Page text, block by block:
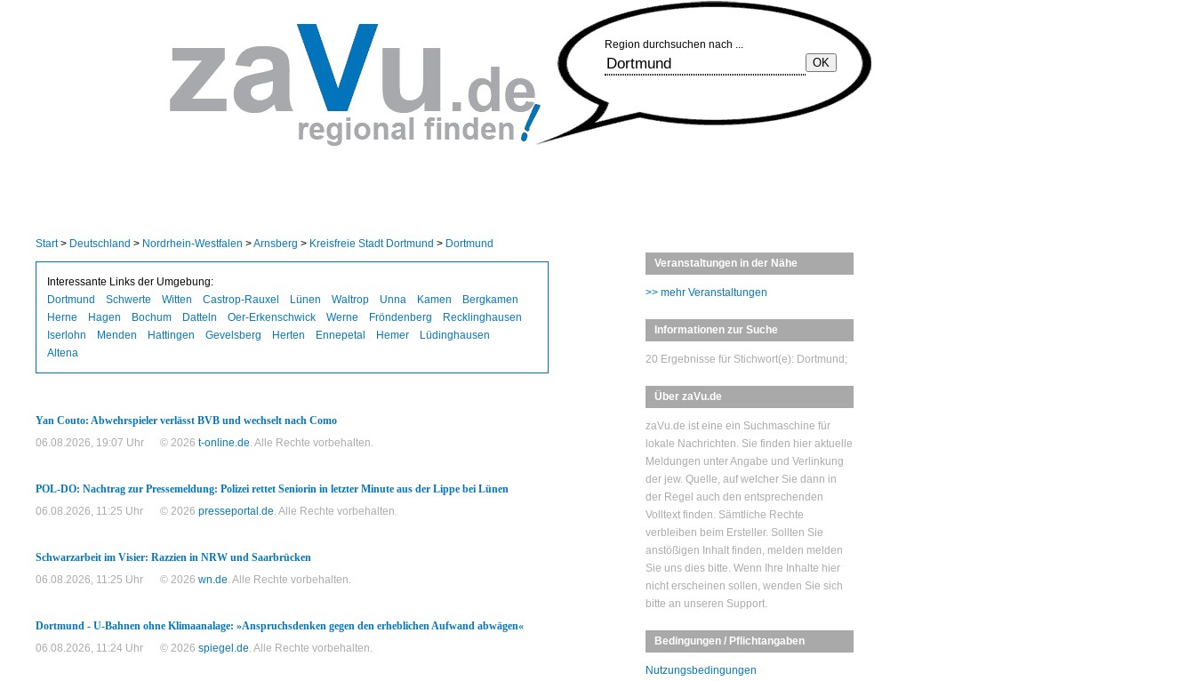
Start> Deutschland > Nordrhein-Westfalen >Arnsberg > Kreisfreie Stadt Dortmund > Dortmund
Interessante Links der Umgebung:
Dortmund
Schwerte Witten Castrop-Rauxel Lünen Waltrop Unna Kamen
Bergkamen
Herne
Hagen Bochum Datteln Oer-Erkenschwick Werne Fröndenberg
Recklinghausen
Iserlohn
Menden Hattingen Gevelsberg Herten Ennepetal Hemer
Lüdinghausen
Altena
Yan Couto: Abwehrspieler verlässt BVB und wechselt nach Como
06.08.2026, 19:07 Uhr
© 2026 t-online.de. Alle Rechte vorbehalten.
POL-DO: Nachtrag zur Pressemeldung: Polizei rettet Seniorin in letzter Minute aus der Lippe bei Lünen
06.08.2026, 11:25 Uhr
© 2026 presseportal.de. Alle Rechte vorbehalten.
Schwarzarbeit im Visier: Razzien in NRW und Saarbrücken
06.08.2026, 11:25 Uhr
© 2026 wn.de. Alle Rechte vorbehalten.
Dortmund - U-Bahnen ohne Klimaanalage: »Anspruchsdenken gegen den erheblichen Aufwand abwägen«
06.08.2026, 11:24 Uhr
© 2026 spiegel.de. Alle Rechte vorbehalten.
Region durchsuchen nach ...
Veranstaltungen in der Nähe
>> mehr Veranstaltungen
Informationen zur Suche
20 Ergebnisse für Stichwort(e): Dortmund;
Über zaVu.de
zaVu.de ist eine ein Suchmaschine für
lokale Nachrichten. Sie finden hier aktuelle
Meldungen unter Angabe und Verlinkung
der jew. Quelle, auf welcher Sie dann in
der Regel auch den entsprechenden
Volltext finden. Sämtliche Rechte
verbleiben beim Ersteller. Sollten Sie
anstößigen Inhalt finden, melden melden
Sie uns dies bitte. Wenn Ihre Inhalte hier
nicht erscheinen sollen, wenden Sie sich
bitte an unseren Support.
Bedingungen / Pflichtangaben
Nutzungsbedingungen